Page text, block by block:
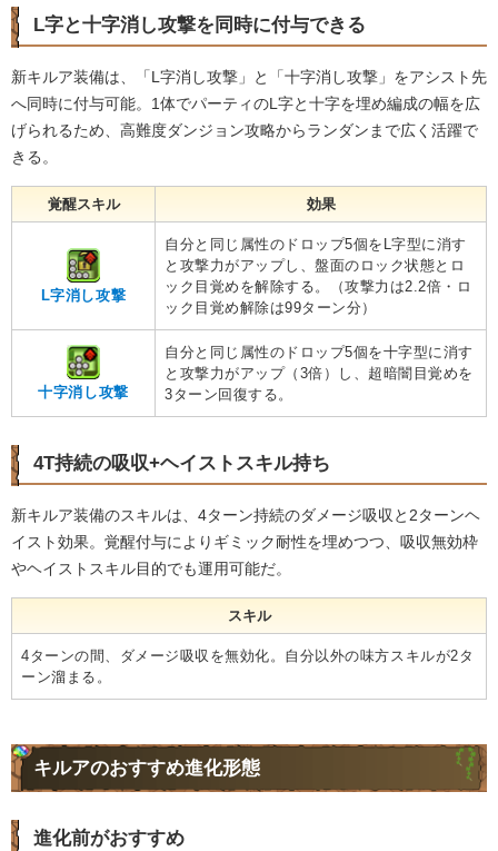
L字と十字消し攻撃を同時に付与できる
新キルア装備は、「L字消し攻撃」と「十字消し攻撃」をアシスト先
へ同時に付与可能。1体でパーティのL字と十字を埋め編成の幅を広
げられるため、高難度ダンジョン攻略からランダンまで広く活躍で
きる。
覚醒スキル 効果
L字消し攻撃
自分と同じ属性のドロップ5個をL字型に消す
と攻撃力がアップし、盤面のロック状態とロ
ック目覚めを解除する。（攻撃力は2.2倍・ロ
ック目覚め解除は99ターン分）
十字消し攻撃
自分と同じ属性のドロップ5個を十字型に消す
と攻撃力がアップ（3倍）し、超暗闇目覚めを
3ターン回復する。
4T持続の吸収+ヘイストスキル持ち
新キルア装備のスキルは、4ターン持続のダメージ吸収と2ターンヘ
イスト効果。覚醒付与によりギミック耐性を埋めつつ、吸収無効枠
やヘイストスキル目的でも運用可能だ。
スキル
4ターンの間、ダメージ吸収を無効化。自分以外の味方スキルが2タ
ーン溜まる。
キルアのおすすめ進化形態
進化前がおすすめ